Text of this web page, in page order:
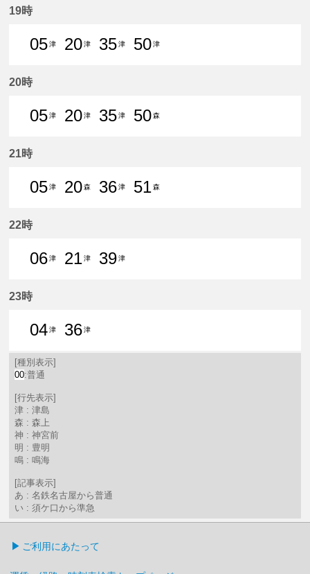
19時
05津
20津
35津
50津
20時
05津
20津
35津
50森
21時
05津
20森
36津
51森
22時
06津
21津
39津
23時
04
4分はつ 普通津島いき
津
36
36分はつ 普通津島いき
津
[種別表示]
00:普通
[行先表示]
津 : 津島
森 : 森上
神 : 神宮前
明 : 豊明
鳴 : 鳴海
[記事表示]
あ : 名鉄名古屋から普通
い : 須ケ口から準急
ご利用にあたって